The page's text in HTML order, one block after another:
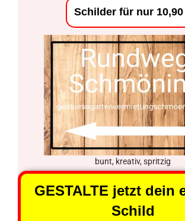
Schilder für nur 10,90
bunt, kreativ, spritzig
GESTALTE jetzt dein
Schild